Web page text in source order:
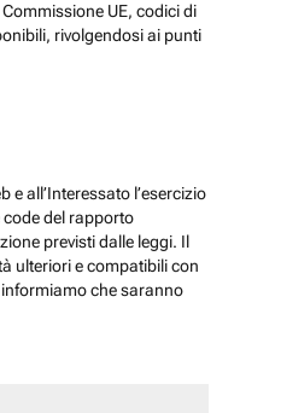
UE, codici di
rivolgendosi ai punti
all’Interessato l’esercizio
del rapporto
previsti dalle leggi. Il
ulteriori e compatibili con
che saranno